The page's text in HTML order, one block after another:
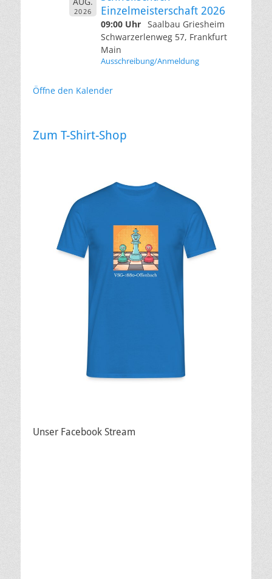
2026
Einzelmeisterschaft 2026
09:00 Uhr Saalbau Griesheim
Schwarzerlenweg 57, Frankfurt
Main
Ausschreibung/Anmeldung
Öffne den Kalender
Zum T-Shirt-Shop
Unser Facebook Stream